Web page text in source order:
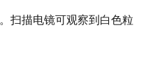
扫描电镜可观察到白色粒